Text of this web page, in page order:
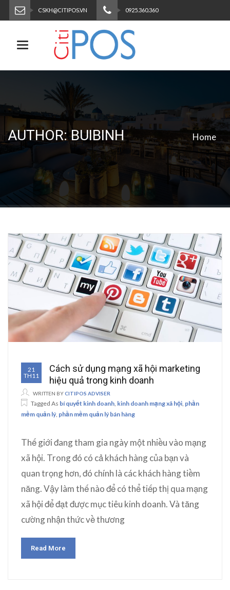
CSKH@CITIPOS.VN 0925.360.360
Toggle navigation
AUTHOR: BUIBINH Home
21
TH11
Cách sử dụng mạng xã hội marketing
hiệu quả trong kinh doanh
WRITTEN BYCITIPOS ADVISER
Tagged As bí quyết kinh doanh kinh doanh mạng xã hội phần
mềm quản lý phần mềm quản lý bán hàng
Thế giới đang tham gia ngày một nhiều vào mạng
xã hội. Trong đó có cả khách hàng của bạn và
quan trọng hơn, đó chính là các khách hàng tiềm
năng. Vậy làm thế nào để có thể tiếp thị qua mạng
xã hội để đạt được mục tiêu kinh doanh. Và tăng
cường nhận thức về thương
Read More